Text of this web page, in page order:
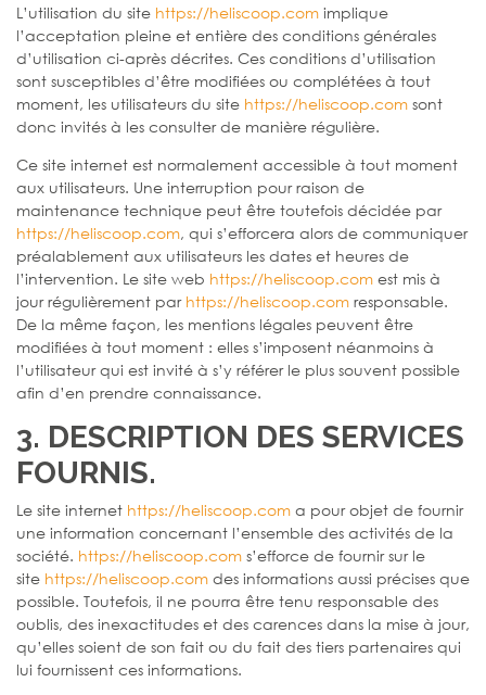
L’utilisation du site https://heliscoop.com implique
l’acceptation pleine et entière des conditions générales
d’utilisation ci-après décrites. Ces conditions d’utilisation
sont susceptibles d’être modifiées ou complétées à tout
moment, les utilisateurs du site https://heliscoop.com sont
donc invités à les consulter de manière régulière.
Ce site internet est normalement accessible à tout moment
aux utilisateurs. Une interruption pour raison de
maintenance technique peut être toutefois décidée par
https://heliscoop.com, qui s’efforcera alors de communiquer
préalablement aux utilisateurs les dates et heures de
l’intervention. Le site web https://heliscoop.com est mis à
jour régulièrement par https://heliscoop.com responsable.
De la même façon, les mentions légales peuvent être
modifiées à tout moment : elles s’imposent néanmoins à
l’utilisateur qui est invité à s’y référer le plus souvent possible
afin d’en prendre connaissance.
3. DESCRIPTION DES SERVICES
FOURNIS.
Le site internet https://heliscoop.com a pour objet de fournir
une information concernant l’ensemble des activités de la
société. https://heliscoop.com s’efforce de fournir sur le
site https://heliscoop.com des informations aussi précises que
possible. Toutefois, il ne pourra être tenu responsable des
oublis, des inexactitudes et des carences dans la mise à jour,
qu’elles soient de son fait ou du fait des tiers partenaires qui
lui fournissent ces informations.